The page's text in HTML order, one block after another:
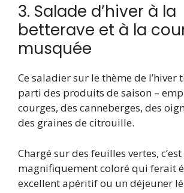
3. Salade d’hiver à la
betterave et à la
musquée
Ce saladier sur le thème de
parti des produits de saison –
courges, des canneberges, des
des graines de citrouille.
Chargé sur des feuilles vertes,
magnifiquement coloré qui ferait
excellent apéritif ou un déjeuner